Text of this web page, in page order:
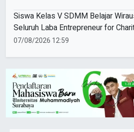
Siswa Kelas V SDMM Belajar
Seluruh Laba Entrepreneur for
Didonasikan
07/08/2026 12:59